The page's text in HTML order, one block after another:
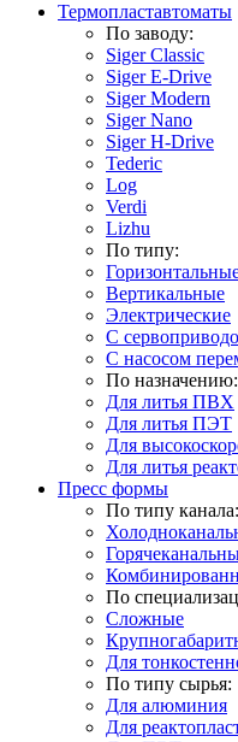
Термопластавтоматы
По заводу:
Siger Classic
Siger E-Drive
Siger Modern
Siger Nano
Siger H-Drive
Tederic
Log
Verdi
Lizhu
По типу:
Вертикальные
Электрические
С
С насосом
По назначению:
Для литья ПВХ
Для литья ПЭТ
Для
Для литья
Пресс формы
По типу канала:
По
Сложные
Для
По типу сырья:
Для алюминия
Для